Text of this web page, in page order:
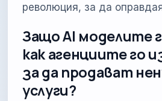
революция, за да
Защо AI моделите
как агенциите го
за да продават
услуги?